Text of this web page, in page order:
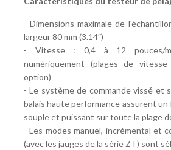
- Dimensions maximale de
largeur 80 mm (3.14″)
- Vitesse : 0,4 à 12 pouces/
numériquement (plages de
option)
- Le système de commande vissé et
balais haute performance assurent
souple et puissant sur toute la plage
- Les modes manuel, incrémental et
(avec les jauges de la série ZT) sont